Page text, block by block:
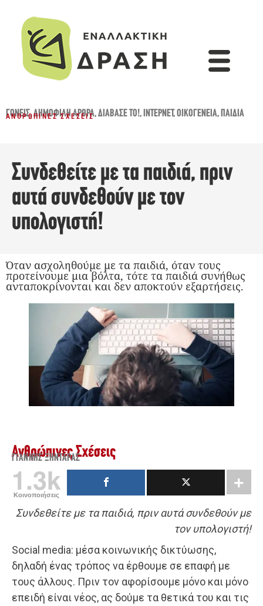
ΓΟΝΕΊΣ,ΔΗΜΟΦΙΛΉ ΆΡΘΡΑ,ΔΙΆΒΑΣΈ ΤΟ!,ΊΝΤΕΡΝΕΤ,ΟΙΚΟΓΈΝΕΙΑ,ΠΑΙΔΙΆ
ΑΝΘΡΏΠΙΝΕΣ ΣΧΈΣΕΙΣ
Συνδεθείτε με τα παιδιά, πριν
αυτά συνδεθούν με τον
υπολογιστή!
Όταν ασχοληθούμε με τα παιδιά, όταν τους
προτείνουμε μια βόλτα, τότε τα παιδιά συνήθως
ανταποκρίνονται και δεν αποκτούν εξαρτήσεις.
Ανθρώπινες Σχέσεις
ΓΙΆΝΝΗΣ ΞΗΝΤΆΡΑΣ
1.3k
Κοινοποιήσεις
Συνδεθείτε με τα παιδιά, πριν αυτά συνδεθούν με
τον υπολογιστή!
Social media: μέσα κοινωνικής δικτύωσης,
δηλαδή ένας τρόπος να έρθουμε σε επαφή με
τους άλλους. Πριν τον αφορίσουμε μόνο και μόνο
επειδή είναι νέος, ας δούμε τα θετικά του και τις